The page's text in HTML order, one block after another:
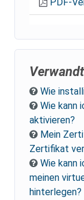
PDF-
Wie
Wie kann
aktivieren?
Mein
Zertifikat
Wie kann
meinen
hinterlegen?